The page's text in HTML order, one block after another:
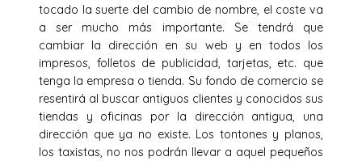
tocado la suerte del cambio de nombre, el coste va
a ser mucho más importante. Se tendrá que
cambiar la dirección en su web y en todos los
impresos, folletos de publicidad, tarjetas, etc. que
tenga la empresa o tienda. Su fondo de comercio se
resentirá al buscar antiguos clientes y conocidos sus
tiendas y oficinas por la dirección antigua, una
dirección que ya no existe. Los tontones y planos,
los taxistas, no nos podrán llevar a aquel pequeños